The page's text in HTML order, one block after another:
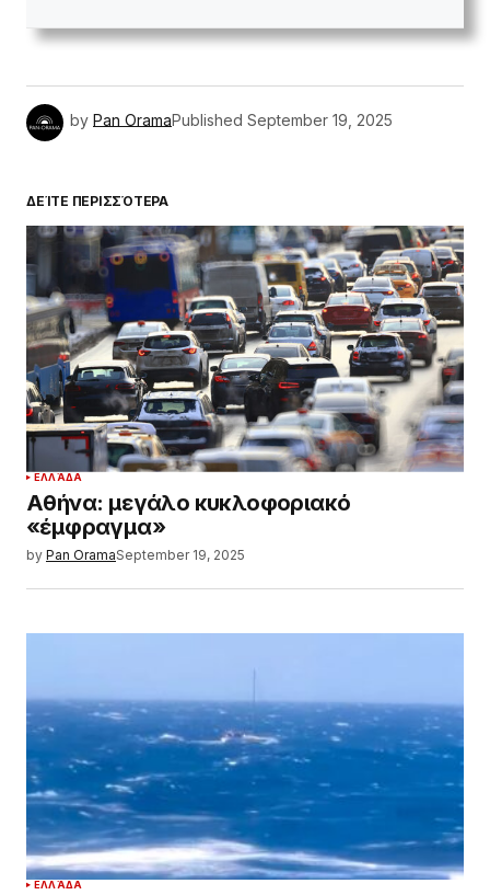
by Pan OramaPublished September 19, 2025
ΔΕΊΤΕ ΠΕΡΙΣΣΌΤΕΡΑ
ΕΛΛΆΔΑ
Αθήνα: μεγάλο κυκλοφοριακό
«έμφραγμα»
by Pan OramaSeptember 19, 2025
ΕΛΛΆΔΑ